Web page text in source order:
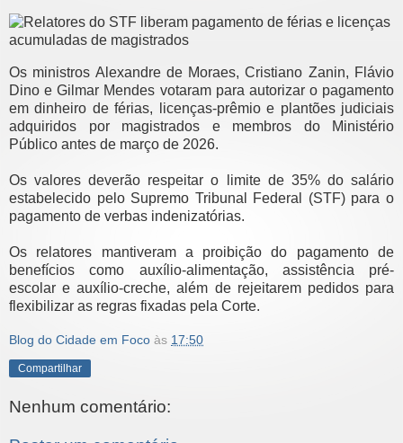
Os ministros Alexandre de Moraes, Cristiano Zanin, Flávio
Dino e Gilmar Mendes votaram para autorizar o pagamento
em dinheiro de férias, licenças-prêmio e plantões judiciais
adquiridos por magistrados e membros do Ministério
Público antes de março de 2026.
Os valores deverão respeitar o limite de 35% do salário
estabelecido pelo Supremo Tribunal Federal (STF) para o
pagamento de verbas indenizatórias.
Os relatores mantiveram a proibição do pagamento de
benefícios como auxílio-alimentação, assistência pré-
escolar e auxílio-creche, além de rejeitarem pedidos para
flexibilizar as regras fixadas pela Corte.
Blog do Cidade em Foco às 17:50
Compartilhar
Nenhum comentário: